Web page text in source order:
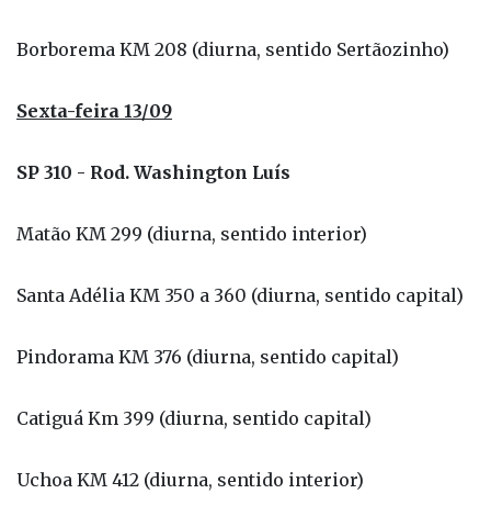
Borborema KM 208 (diurna, sentido Sertãozinho)
Sexta-feira 13/09
SP 310 - Rod. Washington Luís
Matão KM 299 (diurna, sentido interior)
Santa Adélia KM 350 a 360 (diurna, sentido capital)
Pindorama KM 376 (diurna, sentido capital)
Catiguá Km 399 (diurna, sentido capital)
Uchoa KM 412 (diurna, sentido interior)